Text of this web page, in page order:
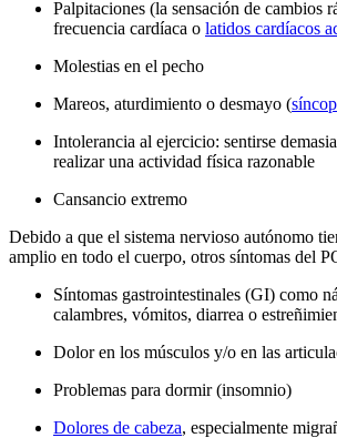
Palpitaciones (la sensación de cambios
frecuencia cardíaca o latidos cardíacos
Molestias en el pecho
Mareos, aturdimiento o desmayo (
Intolerancia al ejercicio: sentirse
realizar una actividad física razonable
Cansancio extremo
Debido a que el sistema nervioso autónomo
amplio en todo el cuerpo, otros síntomas del
Síntomas gastrointestinales (GI) como
calambres, vómitos, diarrea o
Dolor en los músculos y/o en las
Problemas para dormir (insomnio)
Dolores de cabeza, especialmente